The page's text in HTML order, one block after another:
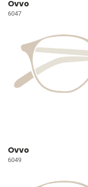
Ovvo
6047
Ovvo
6049